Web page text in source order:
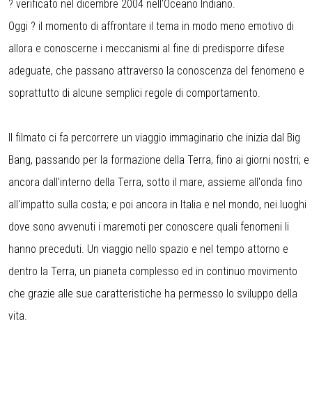
? verificato nel dicembre 2004 nell'Oceano Indiano.
Oggi ? il momento di affrontare il tema in modo meno emotivo di
allora e conoscerne i meccanismi al fine di predisporre difese
adeguate, che passano attraverso la conoscenza del fenomeno e
soprattutto di alcune semplici regole di comportamento.
Il filmato ci fa percorrere un viaggio immaginario che inizia dal Big
Bang, passando per la formazione della Terra, fino ai giorni nostri; e
ancora dall'interno della Terra, sotto il mare, assieme all'onda fino
all'impatto sulla costa; e poi ancora in Italia e nel mondo, nei luoghi
dove sono avvenuti i maremoti per conoscere quali fenomeni li
hanno preceduti. Un viaggio nello spazio e nel tempo attorno e
dentro la Terra, un pianeta complesso ed in continuo movimento
che grazie alle sue caratteristiche ha permesso lo sviluppo della
vita.